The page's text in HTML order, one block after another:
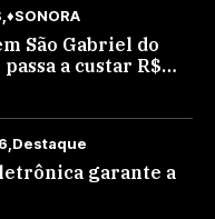
♦SONORA
São Gabriel do
a custar R$
Destaque
garante a